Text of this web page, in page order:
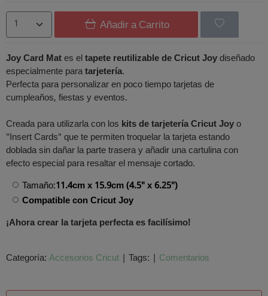
Añadir a Carrito
Joy Card Mates eltapete reutilizable de Cricut Joydiseñado
especialmente paratarjetería.
Perfecta para personalizar en poco tiempo tarjetas de
cumpleaños, fiestas y eventos.
Creada para utilizarla con los kits de tarjetería Cricut Joyo
"Insert Cards" que te permiten troquelar la tarjeta estando
doblada sin dañar la parte trasera y añadir una cartulina con
efecto especial para resaltar el mensaje cortado.
Tamaño:11.4cm x 15.9cm (4.5" x 6.25")
Compatible con Cricut Joy
¡Ahora crear la tarjeta perfecta es facilísimo!
Categoría:Accesorios Cricut | Tags: | Comentarios